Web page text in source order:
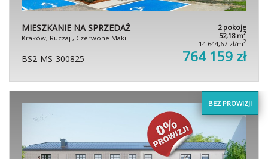
MIESZKANIE NA SPRZEDAŻ
Kraków, Ruczaj , Czerwone Maki
2 pokoje
52,18 m2
14 644,67 zł/m2
BS2-MS-300825 764 159 zł
BEZ PROWIZJI